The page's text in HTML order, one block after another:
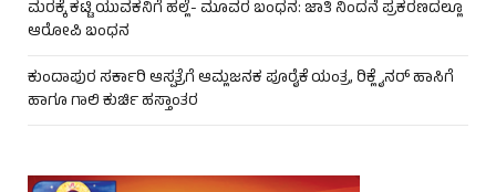
ಮರಕ್ಕೆ ಕಟ್ಟಿ ಯುವಕನಿಗೆ ಹಲ್ಲೆ- ಮೂವರ ಬಂಧನ: ಜಾತಿ ನಿಂದನೆ ಪ್ರಕರಣದಲ್ಲೂ
ಆರೋಪಿ ಬಂಧನ
ಕುಂದಾಪುರ ಸರ್ಕಾರಿ ಆಸ್ಪತ್ರೆಗೆ ಆಮ್ಲಜನಕ ಪೂರೈಕೆ ಯಂತ್ರ, ರಿಕ್ಲೈನರ್ ಹಾಸಿಗೆ
ಹಾಗೂ ಗಾಲಿ ಕುರ್ಚಿ ಹಸ್ತಾಂತರ